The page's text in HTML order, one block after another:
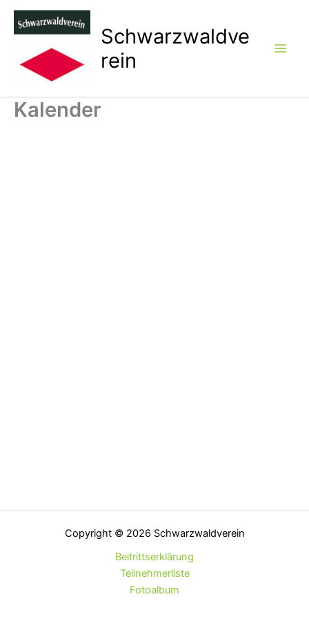
Zum
Inhalt
Schwarzwaldve
rein
Kalender
Copyright © 2026 Schwarzwaldverein
Beitrittserklärung
Teilnehmerliste
Fotoalbum